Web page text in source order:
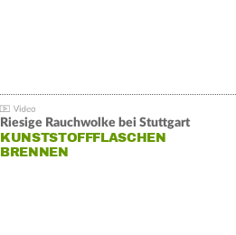
Riesige Rauchwolke bei Stuttgart
KUNSTSTOFFFLASCHEN
BRENNEN